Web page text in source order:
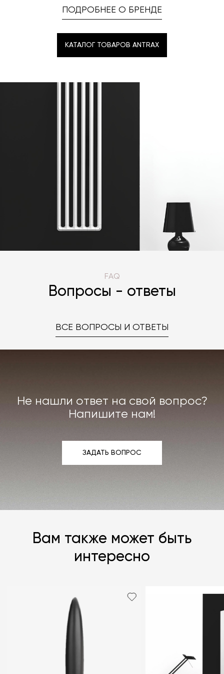
ПОДРОБНЕЕ О БРЕНДЕ
КАТАЛОГ ТОВАРОВ ANTRAX
FAQ
Вопросы - ответы
ВСЕ ВОПРОСЫ И ОТВЕТЫ
Не нашли ответ на свой вопрос?
Напишите нам!
ЗАДАТЬ ВОПРОС
Вам также может быть
интересно